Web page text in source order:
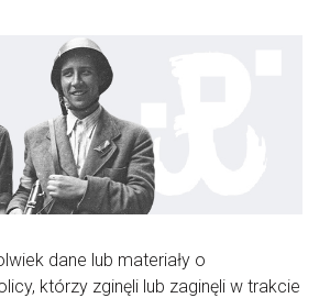
dane lub materiały o
którzy zginęli lub zaginęli w trakcie